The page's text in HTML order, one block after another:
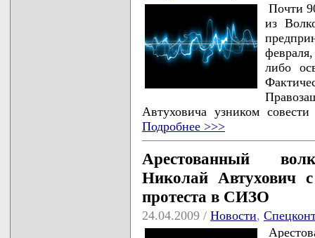
Почти
из
либо
Автуховича узником
Подробнее >>>
Арестованный
Николай Автухович
протеста в СИЗО
24.04.2009 / Новости,